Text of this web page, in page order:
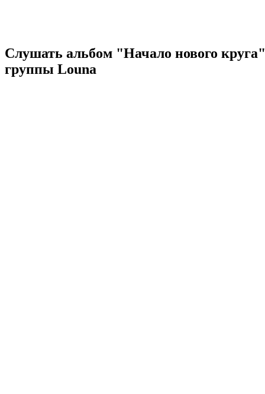
Слушать альбом "Начало нового
группы Louna